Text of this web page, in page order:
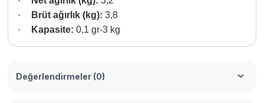
·
Brüt ağırlık (kg): 3,8
·
Kapasite: 0,1 gr-3 kg
Değerlendirmeler (0)